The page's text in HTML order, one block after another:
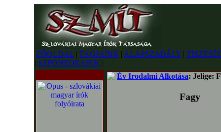
FŐOLDAL | TAGJAINK | ALAPSZABÁLY |
| SZPONZORAINK |
Év Irodalmi Alkotása: Jelige:
Fagy